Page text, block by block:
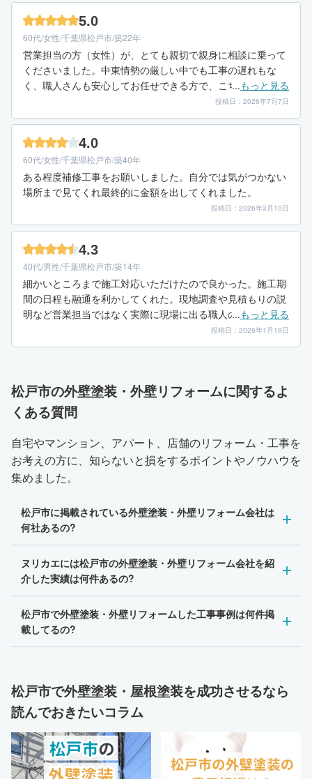
5.0
60代/女性/千葉県松戸市/築22年
営業担当の方（女性）が、とても親切で親身に相談に乗って
くださいました。中東情勢の厳しい中でも工事の遅れもな
く、職人さんも安心してお任せできる方で、こちらにお願い
してよかったです。工事以外でも、防犯カメラや庭の相談に
も快く応じて下さり、精神的にもとても助けて頂きました。
...もっと見る
投稿日：2026年7月7日
4.0
60代/女性/千葉県松戸市/築40年
ある程度補修工事をお願いしました。自分では気がつかない
場所まで見てくれ最終的に金額を出してくれました。
投稿日：2026年3月10日
4.3
40代/男性/千葉県松戸市/築14年
細かいところまで施工対応いただけたので良かった。施工期
間の日程も融通を利かしてくれた。現地調査や見積もりの説
明など営業担当ではなく実際に現場に出る職人の方だったの
で話もスムーズに行うことができた。進捗状況などの報告も
しっかり毎日連絡いただけた。
...もっと見る
投稿日：2026年1月19日
松戸市の外壁塗装・外壁リフォームに関するよ
くある質問
自宅やマンション、アパート、店舗のリフォーム・工事を
お考えの方に、知らないと損をするポイントやノウハウを
集めました。
松戸市に掲載されている外壁塗装・外壁リフォーム会社は
何社あるの?
ヌリカエには松戸市の外壁塗装・外壁リフォーム会社を紹
介した実績は何件あるの?
松戸市で外壁塗装・外壁リフォームした工事事例は何件掲
載してるの?
松戸市で外壁塗装・屋根塗装を成功させるなら
読んでおきたいコラム